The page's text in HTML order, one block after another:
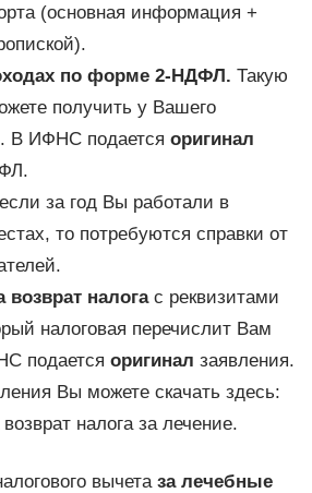
(основная информация +
по форме 2-НДФЛ. Такую
получить у Вашего
В ИФНС подается оригинал
за год Вы работали в
то потребуются справки от
возврат налогас реквизитами
налоговая перечислит Вам
подается оригинал заявления.
Вы можете скачать здесь:
налога за лечение.
вычета за лечебные